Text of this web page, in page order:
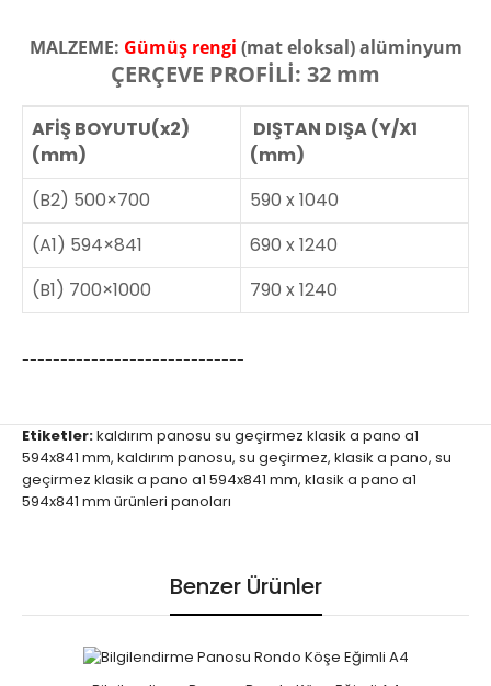
MALZEME: Gümüş rengi (mat eloksal) alüminyum
ÇERÇEVE PROFİLİ: 32 mm
AFİŞ BOYUTU(x2)
(mm)
DIŞTAN DIŞA (Y/X1
(mm)
(B2) 500×700
590 x 1040
(A1) 594×841
690 x 1240
(B1) 700×1000
790 x 1240
-----------------------------
Etiketler:kaldırım panosu su geçirmez klasik a pano a1
594x841 mm, kaldırım panosu, su geçirmez, klasik a pano, su
geçirmez klasik a pano a1 594x841 mm, klasik a pano a1
594x841 mm ürünleri panoları
Benzer Ürünler